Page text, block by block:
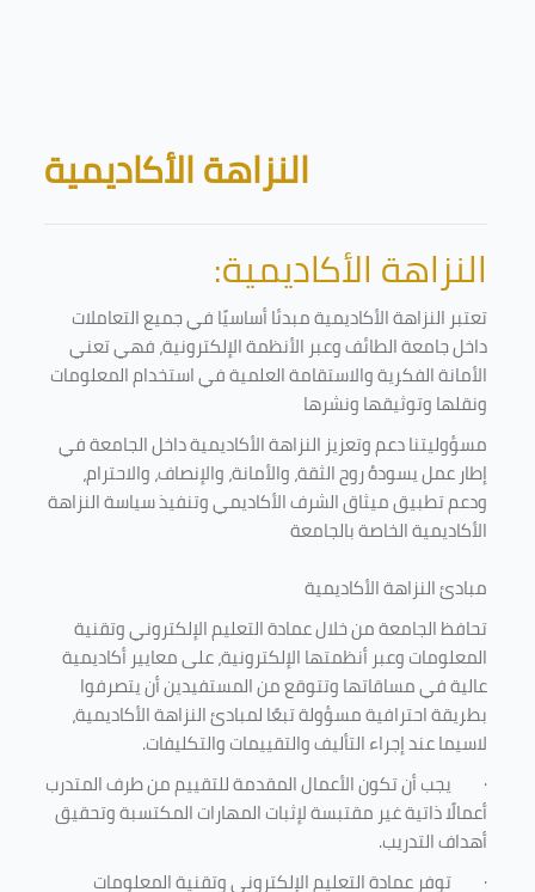
Blocks
النزاهة الأكاديمية
النزاهة الأكاديمية:
تعتبر النزاهة الأكاديمية مبدئا أساسيًا في جميع التعاملات
داخل جامعة الطائف وعبر الأنظمة الإلكترونية، فهي تعني
الأمانة الفكرية والاستقامة العلمية في استخدام المعلومات
ونقلها وتوثيقها ونشرها
مسؤوليتنا دعم وتعزيز النزاهة الأكاديمية داخل الجامعة في
إطار عمل يسودهُ روح الثقة، والأمانة، والإنصاف، والاحترام،
ودعم تطبيق ميثاق الشرف الأكاديمي وتنفيذ سياسة النزاهة
الأكاديمية الخاصة بالجامعة
مبادئ النزاهة الأكاديمية
تحافظ الجامعة من خلال عمادة التعليم الإلكتروني وتقنية
المعلومات وعبر أنظمتها الإلكترونية، على معايير أكاديمية
عالية في مساقاتها وتتوقع من المستفيدين أن يتصرفوا
بطريقة احترافية مسؤولة تبعًا لمبادئ النزاهة الأكاديمية،
لاسيما عند إجراء التأليف والتقييمات والتكليفات.
· يجب أن تكون الأعمال المقدمة للتقييم من طرف المتدرب
أعمالًا ذاتية غير مقتبسة لإثبات المهارات المكتسبة وتحقيق
أهداف التدريب.
· توفر عمادة التعليم الإلكتروني وتقنية المعلومات